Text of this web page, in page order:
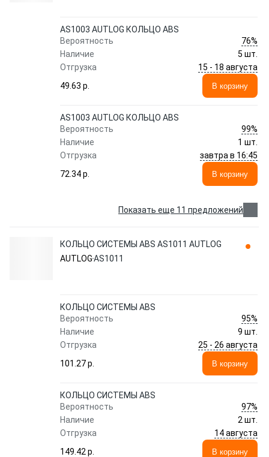
AS1003 AUTLOG КОЛЬЦО ABS
Вероятность
76%
Наличие
5 шт.
Отгрузка
15 - 18 августа
49.63 p.
В корзину
AS1003 AUTLOG КОЛЬЦО ABS
Вероятность
99%
Наличие
1 шт.
Отгрузка
завтра в 16:45
72.34 p.
В корзину
Показать еще 11 предложений
КОЛЬЦО СИСТЕМЫ ABS AS1011 AUTLOG
AUTLOGAS1011
КОЛЬЦО СИСТЕМЫ ABS
Вероятность
95%
Наличие
9 шт.
Отгрузка
25 - 26 августа
101.27 p.
В корзину
КОЛЬЦО СИСТЕМЫ ABS
Вероятность
97%
Наличие
2 шт.
Отгрузка
14 августа
149.42 p.
В корзину